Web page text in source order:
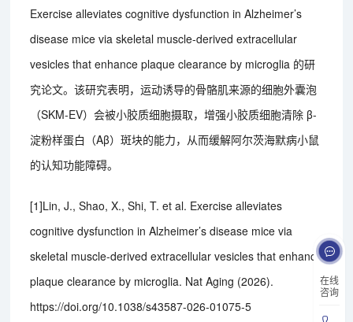
在线
咨询
Exercise alleviates cognitive dysfunction in Alzheimer’s
disease mice via skeletal muscle-derived extracellular
vesicles that enhance plaque clearance by microglia 的研
究论文。该研究表明，运动诱导的骨骼肌来源的细胞外囊泡
（SKM-EV）会被小胶质细胞摄取，增强小胶质细胞清除 β-
淀粉样蛋白（Aβ）斑块的能力，从而缓解阿尔茨海默病小鼠
的认知功能障碍。
[1]Lin, J., Shao, X., Shi, T. et al. Exercise alleviates
cognitive dysfunction in Alzheimer’s disease mice via
skeletal muscle-derived extracellular vesicles that enhance
plaque clearance by microglia. Nat Aging (2026).
https://doi.org/10.1038/s43587-026-01075-5